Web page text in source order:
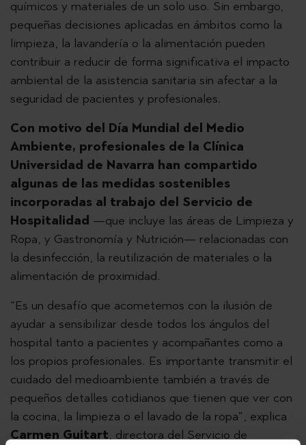
químicos y materiales de un solo uso. Sin embargo,
pequeñas decisiones aplicadas en ámbitos como la
limpieza, la lavandería o la alimentación pueden
contribuir a reducir de forma significativa el impacto
ambiental de la asistencia sanitaria sin afectar a la
seguridad de pacientes y profesionales.
Con motivo del Día Mundial del Medio
Ambiente, profesionales de la Clínica
Universidad de Navarra han compartido
algunas de las medidas sostenibles
incorporadas al trabajo del Servicio de
Hospitalidad —que incluye las áreas de Limpieza y
Ropa, y Gastronomía y Nutrición— relacionadas con
la desinfección, la reutilización de materiales o la
alimentación de proximidad.
“Es un desafío que acometemos con la ilusión de
ayudar a sensibilizar desde todos los ángulos del
hospital tanto a pacientes y acompañantes como a
los propios profesionales. Es importante transmitir el
cuidado del medioambiente también a través de
pequeños detalles cotidianos que tienen que ver con
la cocina, la limpieza o el lavado de la ropa”, explica
Carmen Guitart, directora del Servicio de